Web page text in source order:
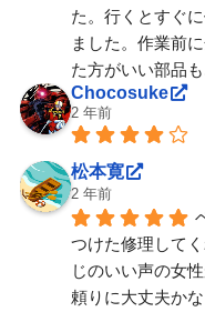
た。行くとすぐ
ました。作業前
た方がいい部品も
Chocosuke
2 年前
松本寛
2 年前
つけた修理して
じのいい声の女
頼りに大丈夫か